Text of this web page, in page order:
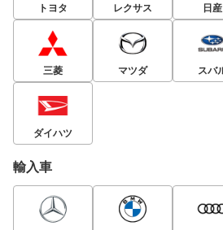
トヨタ レクサス 日産
三菱 マツダ スバ
ダイハツ
輸入車